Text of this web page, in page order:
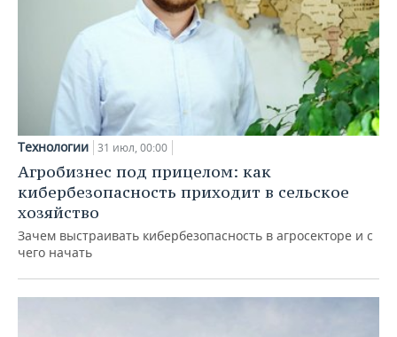
Технологии 31 июл, 00:00
Агробизнес под прицелом: как
кибербезопасность приходит в сельское
хозяйство
Зачем выстраивать кибербезопасность в агросекторе и с
чего начать